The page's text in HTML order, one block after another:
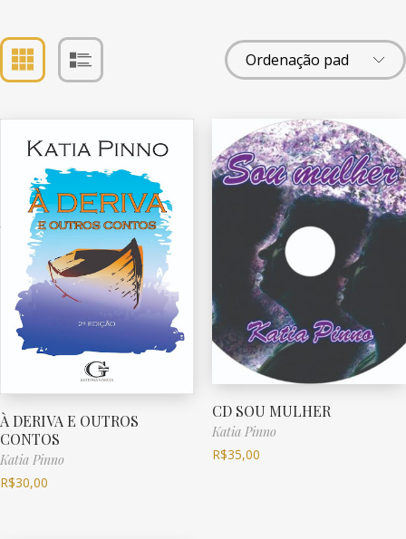
À DERIVA E OUTROS
CONTOS
Katia Pinno
R$30,00
CD SOU MULHER
Katia Pinno
R$35,00